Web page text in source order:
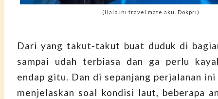
(Halo ini travel mate aku. Dokpri)
Dari yang takut-takut buat duduk di
sampai udah terbiasa dan ga perlu
endap gitu. Dan di sepanjang perjalanan
menjelaskan soal kondisi laut, beberapa